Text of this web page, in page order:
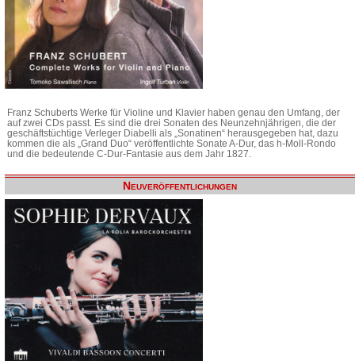
Franz Schuberts Werke für Violine und Klavier haben genau den Umfang, der
auf zwei CDs passt. Es sind die drei Sonaten des Neunzehnjährigen, die der
geschäftstüchtige Verleger Diabelli als „Sonatinen“ herausgegeben hat, dazu
kommen die als „Grand Duo“ veröffentlichte Sonate A-Dur, das h-Moll-Rondo
und die bedeutende C-Dur-Fantasie aus dem Jahr 1827.
Neuveröffentlichungen